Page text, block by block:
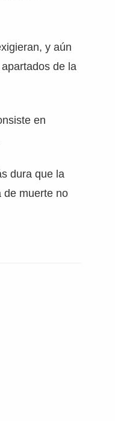
y aún
de la
en
dura que la
de muerte no